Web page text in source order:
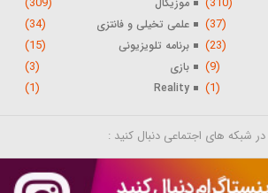
(37) علمی تخیلی و فانتزی (34)
(23) برنامه تلویزیونی (15)
(9) بازی (3)
(1)
Reality
(1)
در شبکه های اجتماعی دنبال کنید :